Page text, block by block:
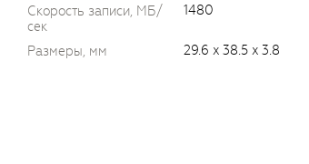
Скорость записи, МБ/
сек
1480
Размеры, мм 29.6 x 38.5 x 3.8